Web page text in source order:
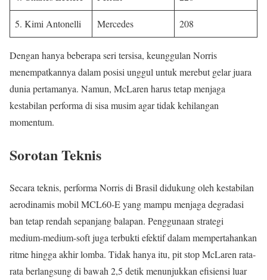
5. Kimi Antonelli Mercedes 208
Dengan hanya beberapa seri tersisa, keunggulan Norris
menempatkannya dalam posisi unggul untuk merebut gelar juara
dunia pertamanya. Namun, McLaren harus tetap menjaga
kestabilan performa di sisa musim agar tidak kehilangan
momentum.
Sorotan Teknis
Secara teknis, performa Norris di Brasil didukung oleh kestabilan
aerodinamis mobil MCL60-E yang mampu menjaga degradasi
ban tetap rendah sepanjang balapan. Penggunaan strategi
medium-medium-soft juga terbukti efektif dalam mempertahankan
ritme hingga akhir lomba. Tidak hanya itu, pit stop McLaren rata-
rata berlangsung di bawah 2,5 detik menunjukkan efisiensi luar